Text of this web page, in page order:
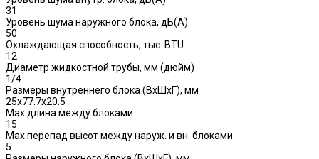
31
Уровень шума наружного блока, дБ(A)
50
Охлаждающая способность, тыс. BTU
12
Диаметр жидкостной трубы, мм (дюйм)
1/4
Размеры внутреннего блока (ВхШхГ), мм
25x77.7x20.5
Max длина между блоками
15
Max перепад высот между наруж. и вн. блоками
5